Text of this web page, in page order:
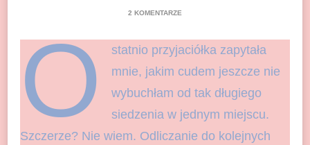
2 KOMENTARZE
LIST
12
DO
CHCĘ
POJECHAĆ
O
statnio przyjaciółka zapytała
mnie, jakim cudem jeszcze nie
wybuchłam od tak długiego
siedzenia w jednym miejscu.
Szczerze? Nie wiem. Odliczanie do kolejnych